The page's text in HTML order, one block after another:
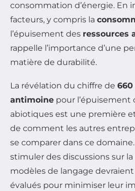
consommation d’énergie. En
facteurs, y compris la
l’épuisement des ressources
rappelle l’importance d’une
matière de durabilité.
La révélation du chiffre de
antimoine pour l’épuisement
abiotiques est une première
de comment les autres
se comparer dans ce
stimuler des discussions sur
modèles de langage
évalués pour minimiser leur